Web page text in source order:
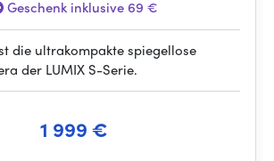
Geschenk inklusive 69 €
die ultrakompakte spiegellose
der LUMIX S-Serie.
1 999 €